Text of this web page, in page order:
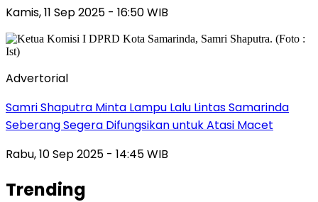
Kamis, 11 Sep 2025 - 16:50 WIB
Advertorial
Samri Shaputra Minta Lampu Lalu Lintas Samarinda
Seberang Segera Difungsikan untuk Atasi Macet
Rabu, 10 Sep 2025 - 14:45 WIB
Trending